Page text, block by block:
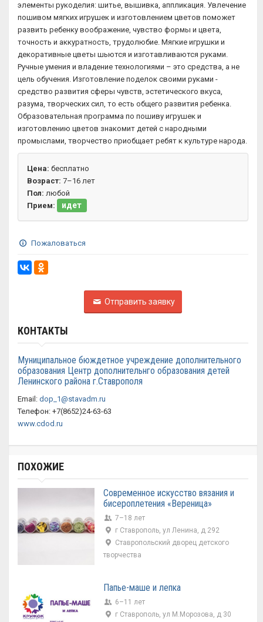
элементы рукоделия: шитье, вышивка, аппликация. Увлечение
пошивом мягких игрушек и изготовлением цветов поможет
развить ребенку воображение, чувство формы и цвета,
точность и аккуратность, трудолюбие. Мягкие игрушки и
декоративные цветы шьются и изготавливаются руками.
Ручные умения и владение технологиями – это средства, а не
цель обучения. Изготовление поделок своими руками -
средство развития сферы чувств, эстетического вкуса,
разума, творческих сил, то есть общего развития ребенка.
Образовательная программа по пошиву игрушек и
изготовлению цветов знакомит детей с народными
промыслами, творчество приобщает ребят к культуре народа.
Цена: бесплатно
Возраст: 7–16 лет
Пол: любой
Прием:
идет
Пожаловаться
Отправить заявку
КОНТАКТЫ
Муниципальное бюждетное учреждение дополнительного
образования Центр дополнительнго образования детей
Ленинского района г.Ставрополя
Email: dop_1@stavadm.ru
Телефон: +7(8652)24-63-63
www.cdod.ru
ПОХОЖИЕ
Современное искусство вязания и
бисероплетения «Вереница»
7–18 лет
г Ставрополь, ул Ленина, д 292
Ставропольский дворец детского
творчества
Папье-маше и лепка
6–11 лет
г Ставрополь, ул М.Морозова, д 30